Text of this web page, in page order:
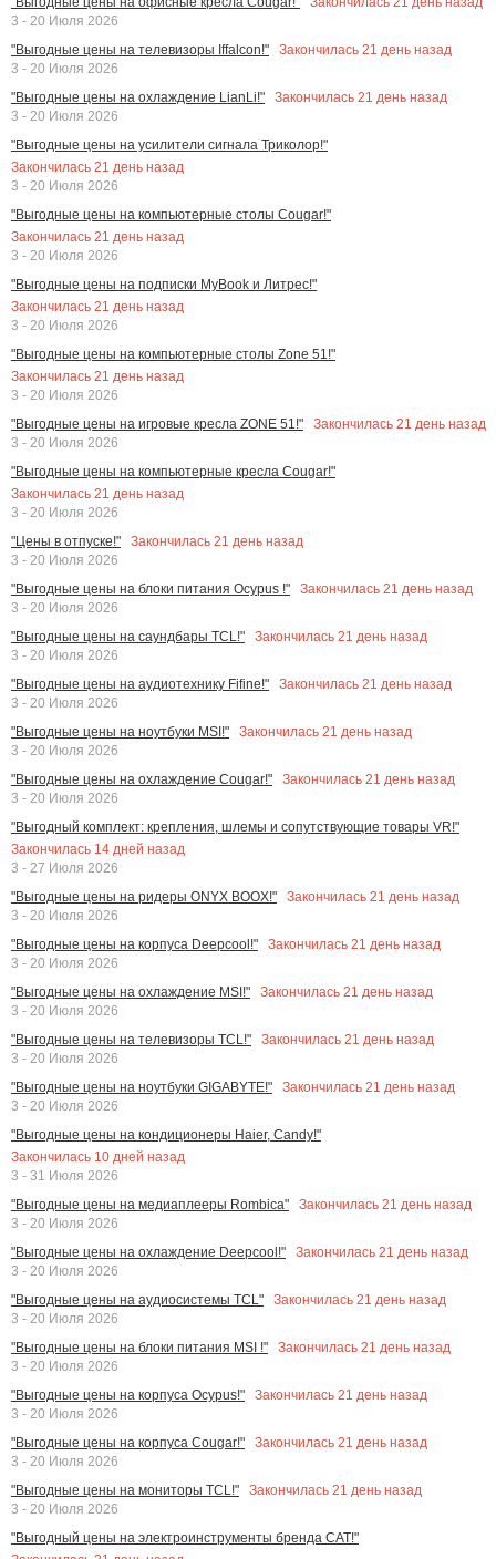
3 - 20 Июля 2026
"Выгодные цены на телевизоры Iffalcon!"
Закончилась 21 день назад
3 - 20 Июля 2026
"Выгодные цены на охлаждение LianLi!"
Закончилась 21 день назад
3 - 20 Июля 2026
"Выгодные цены на усилители сигнала Триколор!"
Закончилась 21 день назад
3 - 20 Июля 2026
"Выгодные цены на компьютерные столы Cougar!"
Закончилась 21 день назад
3 - 20 Июля 2026
"Выгодные цены на подписки MyBook и Литрес!"
Закончилась 21 день назад
3 - 20 Июля 2026
"Выгодные цены на компьютерные столы Zone 51!"
Закончилась 21 день назад
3 - 20 Июля 2026
"Выгодные цены на игровые кресла ZONE 51!"
Закончилась 21 день назад
3 - 20 Июля 2026
"Выгодные цены на компьютерные кресла Cougar!"
Закончилась 21 день назад
3 - 20 Июля 2026
"Цены в отпуске!"
Закончилась 21 день назад
3 - 20 Июля 2026
"Выгодные цены на блоки питания Ocypus !"
Закончилась 21 день назад
3 - 20 Июля 2026
"Выгодные цены на саундбары TCL!"
Закончилась 21 день назад
3 - 20 Июля 2026
"Выгодные цены на аудиотехнику Fifine!"
Закончилась 21 день назад
3 - 20 Июля 2026
"Выгодные цены на ноутбуки MSI!"
Закончилась 21 день назад
3 - 20 Июля 2026
"Выгодные цены на охлаждение Cougar!"
Закончилась 21 день назад
3 - 20 Июля 2026
"Выгодный комплект: крепления, шлемы и сопутствующие товары VR!"
Закончилась 14 дней назад
3 - 27 Июля 2026
"Выгодные цены на ридеры ONYX BOOX!"
Закончилась 21 день назад
3 - 20 Июля 2026
"Выгодные цены на корпуса Deepcool!"
Закончилась 21 день назад
3 - 20 Июля 2026
"Выгодные цены на охлаждение MSI!"
Закончилась 21 день назад
3 - 20 Июля 2026
"Выгодные цены на телевизоры TCL!"
Закончилась 21 день назад
3 - 20 Июля 2026
"Выгодные цены на ноутбуки GIGABYTE!"
Закончилась 21 день назад
3 - 20 Июля 2026
"Выгодные цены на кондиционеры Haier, Candy!"
Закончилась 10 дней назад
3 - 31 Июля 2026
"Выгодные цены на медиаплееры Rombica"
Закончилась 21 день назад
3 - 20 Июля 2026
"Выгодные цены на охлаждение Deepcool!"
Закончилась 21 день назад
3 - 20 Июля 2026
"Выгодные цены на аудиосистемы TCL"
Закончилась 21 день назад
3 - 20 Июля 2026
"Выгодные цены на блоки питания MSI !"
Закончилась 21 день назад
3 - 20 Июля 2026
"Выгодные цены на корпуса Ocypus!"
Закончилась 21 день назад
3 - 20 Июля 2026
"Выгодные цены на корпуса Cougar!"
Закончилась 21 день назад
3 - 20 Июля 2026
"Выгодные цены на мониторы TCL!"
Закончилась 21 день назад
3 - 20 Июля 2026
"Выгодный цены на электроинструменты бренда CAT!"